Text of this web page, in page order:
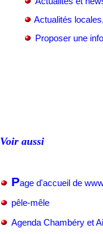
Actualités
Proposer une
Voir aussi
Page d'accueil de
pêle-mêle
Agenda Chambéry et